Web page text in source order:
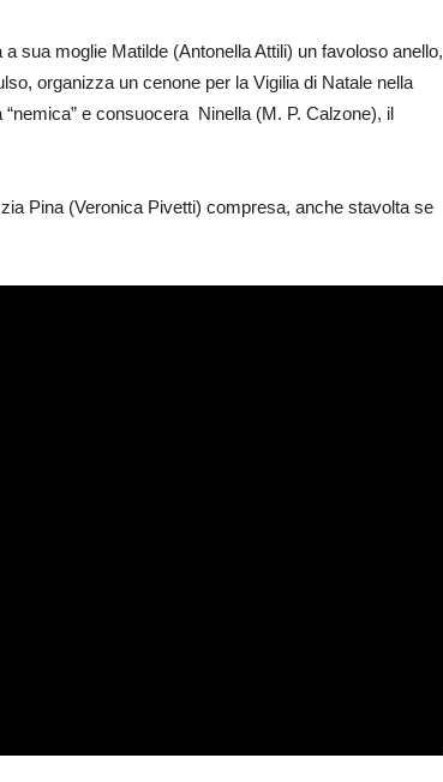
sua moglie Matilde (Antonella Attili) un favoloso anello,
organizza un cenone per la Vigilia di Natale nella
e consuocera Ninella (M. P. Calzone), il
Pina (Veronica Pivetti) compresa, anche stavolta se